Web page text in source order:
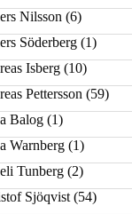
Nilsson (6)
Söderberg (1)
Isberg (10)
Pettersson (59)
Balog (1)
Warnberg (1)
Tunberg (2)
Sjöqvist (54)